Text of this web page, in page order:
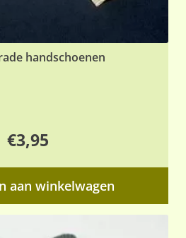
handschoenen
€3,95
aan winkelwagen